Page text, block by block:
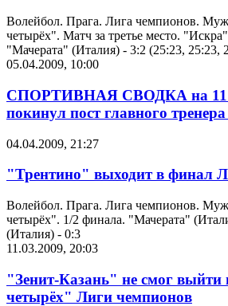
Волейбол. Прага. Лига чемпионов.
четырёх". Матч за третье место.
"Мачерата" (Италия) - 3:2 (25:23, 25:23,
05.04.2009, 10:00
СПОРТИВНАЯ СВОДКА на
покинул пост главного
04.04.2009, 21:27
"Трентино" выходит в финал
Волейбол. Прага. Лига чемпионов.
четырёх". 1/2 финала. "Мачерата"
(Италия) - 0:3
11.03.2009, 20:03
"Зенит-Казань" не смог
четырёх" Лиги чемпионов